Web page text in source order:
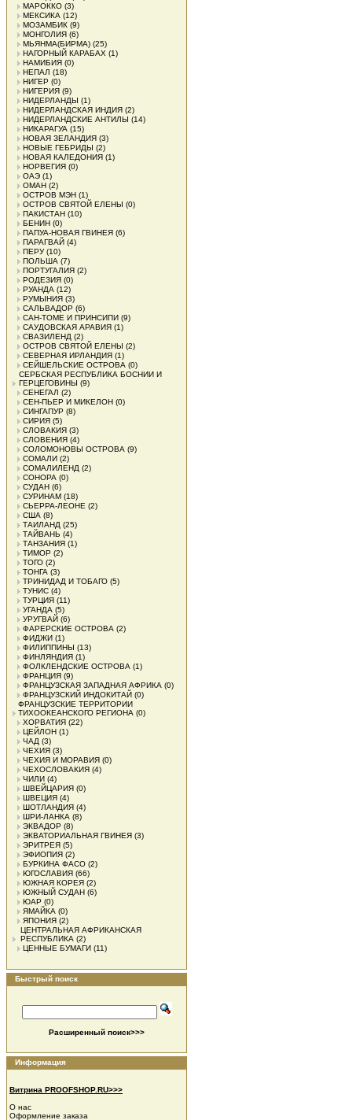
МАРОККО (3)
МЕКСИКА (12)
МОЗАМБИК (9)
МОНГОЛИЯ (6)
МЬЯНМА(БИРМА) (25)
НАГОРНЫЙ КАРАБАХ (1)
НАМИБИЯ (0)
НЕПАЛ (18)
НИГЕР (0)
НИГЕРИЯ (9)
НИДЕРЛАНДЫ (1)
НИДЕРЛАНДСКАЯ ИНДИЯ (2)
НИДЕРЛАНДСКИЕ АНТИЛЫ (14)
НИКАРАГУА (15)
НОВАЯ ЗЕЛАНДИЯ (3)
НОВЫЕ ГЕБРИДЫ (2)
НОВАЯ КАЛЕДОНИЯ (1)
НОРВЕГИЯ (0)
ОАЭ (1)
ОМАН (2)
ОСТРОВ МЭН (1)
ОСТРОВ СВЯТОЙ ЕЛЕНЫ (0)
ПАКИСТАН (10)
БЕНИН (0)
ПАПУА-НОВАЯ ГВИНЕЯ (6)
ПАРАГВАЙ (4)
ПЕРУ(10)
ПОЛЬША (7)
ПОРТУГАЛИЯ (2)
РОДЕЗИЯ (0)
РУАНДА (12)
РУМЫНИЯ (3)
САЛЬВАДОР (6)
САН-ТОМЕ И ПРИНСИПИ (9)
САУДОВСКАЯ АРАВИЯ (1)
СВАЗИЛЕНД (2)
ОСТРОВ СВЯТОЙ ЕЛЕНЫ (2)
СЕВЕРНАЯ ИРЛАНДИЯ (1)
СЕЙШЕЛЬСКИЕ ОСТРОВА (0)
СЕРБСКАЯ РЕСПУБЛИКА БОСНИИ И
ГЕРЦЕГОВИНЫ (9)
СЕНЕГАЛ (2)
СЕН-ПЬЕР И МИКЕЛОН (0)
СИНГАПУР (8)
СИРИЯ (5)
СЛОВАКИЯ (3)
СЛОВЕНИЯ (4)
СОЛОМОНОВЫ ОСТРОВА (9)
СОМАЛИ (2)
СОМАЛИЛЕНД (2)
СОНОРА (0)
СУДАН (6)
СУРИНАМ (18)
СЬЕРРА-ЛЕОНЕ (2)
США (8)
ТАИЛАНД (25)
ТАЙВАНЬ (4)
ТАНЗАНИЯ (1)
ТИМОР (2)
ТОГО (2)
ТОНГА (3)
ТРИНИДАД И ТОБАГО (5)
ТУНИС (4)
ТУРЦИЯ (11)
УГАНДА (5)
УРУГВАЙ (6)
ФАРЕРСКИЕ ОСТРОВА (2)
ФИДЖИ (1)
ФИЛИППИНЫ (13)
ФИНЛЯНДИЯ (1)
ФОЛКЛЕНДСКИЕ ОСТРОВА (1)
ФРАНЦИЯ (9)
ФРАНЦУЗСКАЯ ЗАПАДНАЯ АФРИКА (0)
ФРАНЦУЗСКИЙ ИНДОКИТАЙ (0)
ФРАНЦУЗСКИЕ ТЕРРИТОРИИ
ТИХООКЕАНСКОГО РЕГИОНА (0)
ХОРВАТИЯ (22)
ЦЕЙЛОН (1)
ЧАД (3)
ЧЕХИЯ (3)
ЧЕХИЯ И МОРАВИЯ (0)
ЧЕХОСЛОВАКИЯ (4)
ЧИЛИ (4)
ШВЕЙЦАРИЯ (0)
ШВЕЦИЯ (4)
ШОТЛАНДИЯ (4)
ШРИ-ЛАНКА (8)
ЭКВАДОР (8)
ЭКВАТОРИАЛЬНАЯ ГВИНЕЯ (3)
ЭРИТРЕЯ (5)
ЭФИОПИЯ (2)
БУРКИНА ФАСО (2)
ЮГОСЛАВИЯ (66)
ЮЖНАЯ КОРЕЯ (2)
ЮЖНЫЙ СУДАН (6)
ЮАР (0)
ЯМАЙКА (0)
ЯПОНИЯ (2)
ЦЕНТРАЛЬНАЯ АФРИКАНСКАЯ
РЕСПУБЛИКА (2)
ЦЕННЫЕ БУМАГИ (11)
Быстрый поиск
Расширенный поиск>>>
Информация
Витрина PROOFSHOP.RU>>>
О нас
Оформление заказа